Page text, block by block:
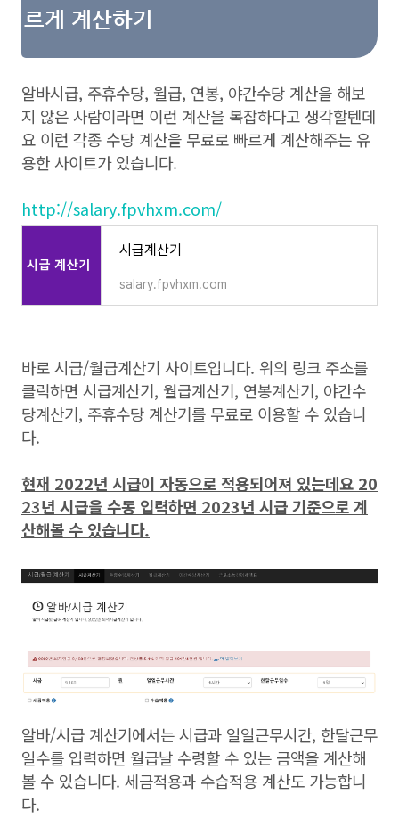
르게 계산하기
알바시급, 주휴수당, 월급, 연봉, 야간수당 계산을 해보
지 않은 사람이라면 이런 계산을 복잡하다고 생각할텐데
요 이런 각종 수당 계산을 무료로 빠르게 계산해주는 유
용한 사이트가 있습니다.
http://salary.fpvhxm.com/
시급계산기
salary.fpvhxm.com
바로 시급/월급계산기 사이트입니다. 위의 링크 주소를
클릭하면 시급계산기, 월급계산기, 연봉계산기, 야간수
당계산기, 주휴수당 계산기를 무료로 이용할 수 있습니
다.
현재 2022년 시급이 자동으로 적용되어져 있는데요 20
23년 시급을 수동 입력하면 2023년 시급 기준으로 계
산해볼 수 있습니다.
알바/시급 계산기에서는 시급과 일일근무시간, 한달근무
일수를 입력하면 월급날 수령할 수 있는 금액을 계산해
볼 수 있습니다. 세금적용과 수습적용 계산도 가능합니
다.